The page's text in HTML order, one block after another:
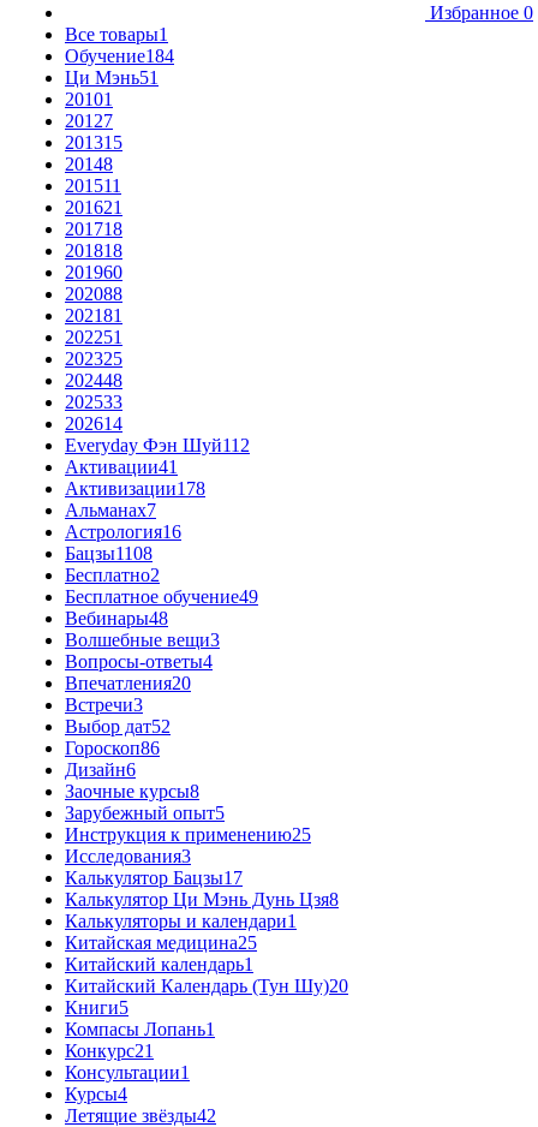
Избранное 0
Все товары1
Обучение184
Ци Мэнь51
20101
20127
201315
20148
201511
201621
201718
201818
201960
202088
202181
202251
202325
202448
202533
202614
Everyday Фэн Шуй112
Активации41
Активизации178
Альманах7
Астрология16
Бацзы1108
Бесплатно2
Бесплатное обучение49
Вебинары48
Волшебные вещи3
Вопросы-ответы4
Впечатления20
Встречи3
Выбор дат52
Гороскоп86
Дизайн6
Заочные курсы8
Зарубежный опыт5
Инструкция к применению25
Исследования3
Калькулятор Бацзы17
Калькулятор Ци Мэнь Дунь Цзя8
Калькуляторы и календари1
Китайская медицина25
Китайский календарь1
Китайский Календарь (Тун Шу)20
Книги5
Компасы Лопань1
Конкурс21
Консультации1
Курсы4
Летящие звёзды42